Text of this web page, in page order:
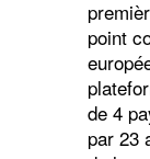
point
de 4
par 23